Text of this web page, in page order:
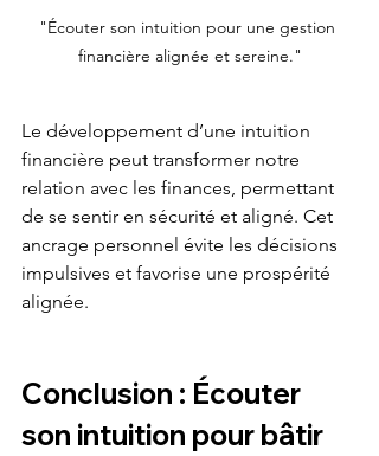
"Écouter son intuition pour une gestion
financière alignée et sereine."
Le développement d’une intuition
financière peut transformer notre
relation avec les finances, permettant
de se sentir en sécurité et aligné. Cet
ancrage personnel évite les décisions
impulsives et favorise une prospérité
alignée.
Conclusion : Écouter
son intuition pour bâtir